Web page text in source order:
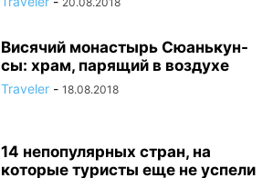
Висячий монастырь Сюанькун-
сы: храм, парящий в воздухе
Traveler - 18.08.2018
14 непопулярных стран, на
которые туристы еще не успели